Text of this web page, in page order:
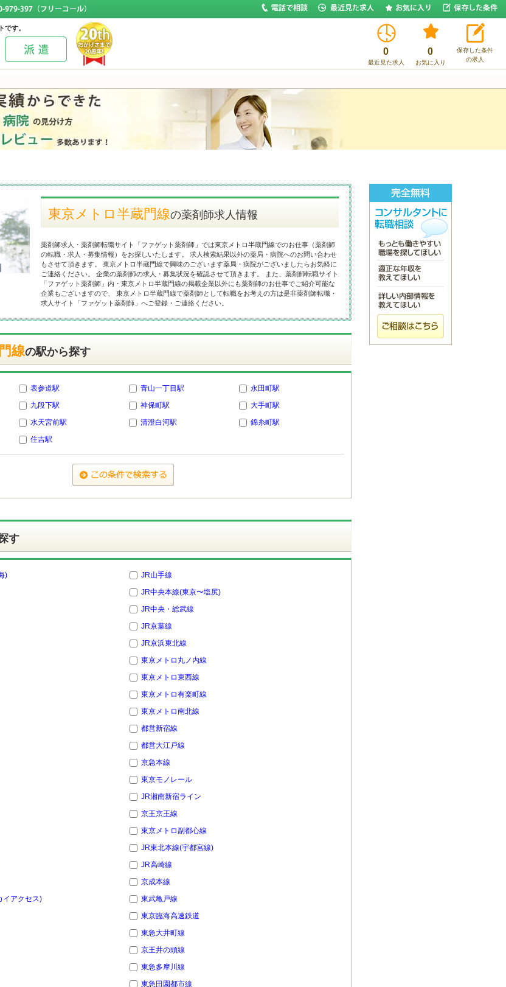
です。
0
最近見た求人
0
お気に入り
保存した条件
の求人
東京メトロ半蔵門線の薬剤師求人情報
薬剤師求人・薬剤師転職サイト「ファゲット薬剤師」では東京メトロ半蔵門線でのお仕事（薬剤師
の転職・求人・募集情報）をお探しいたします。 求人検索結果以外の薬局・病院へのお問い合わせ
もさせて頂きます。 東京メトロ半蔵門線で興味のございます薬局・病院がございましたらお気軽に
ご連絡ください。 企業の薬剤師の求人・募集状況を確認させて頂きます。 また、薬剤師転職サイト
「ファゲット薬剤師」内・東京メトロ半蔵門線の掲載企業以外にも薬剤師のお仕事でご紹介可能な
企業もございますので、 東京メトロ半蔵門線で薬剤師として転職をお考えの方は是非薬剤師転職・
求人サイト「ファゲット薬剤師」へご登録・ご連絡ください。
線の駅から探す
表参道駅 青山一丁目駅
永田町駅
九段下駅 神保町駅
大手町駅
水天宮前駅 清澄白河駅
錦糸町駅
住吉駅
す
)
JR山手線
JR中央本線(東京〜塩尻)
JR中央・総武線
JR京葉線
JR京浜東北線
東京メトロ丸ノ内線
東京メトロ東西線
東京メトロ有楽町線
東京メトロ南北線
都営新宿線
都営大江戸線
京急本線
東京モノレール
JR湘南新宿ライン
京王京王線
東京メトロ副都心線
JR東北本線(宇都宮線)
JR高崎線
京成本線
イアクセス)
東武亀戸線
東京臨海高速鉄道
東急大井町線
京王井の頭線
東急多摩川線
東急田園都市線